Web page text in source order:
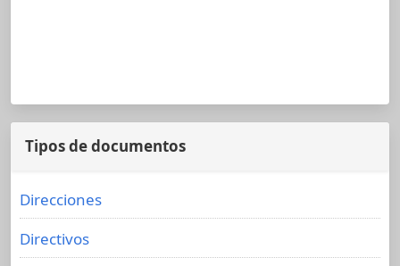
Tipos de documentos
Direcciones
Directivos